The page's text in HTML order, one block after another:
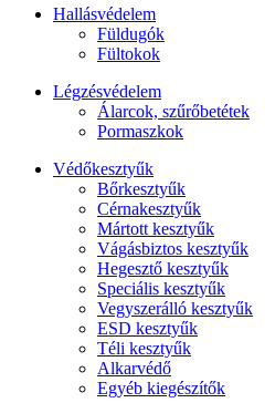
Hallásvédelem
Füldugók
Fültokok
Légzésvédelem
Álarcok, szűrőbetétek
Pormaszkok
Védőkesztyűk
Bőrkesztyűk
Cérnakesztyűk
Mártott kesztyűk
Vágásbiztos kesztyűk
Hegesztő kesztyűk
Speciális kesztyűk
Vegyszerálló kesztyűk
ESD kesztyűk
Téli kesztyűk
Alkarvédő
Egyéb kiegészítők